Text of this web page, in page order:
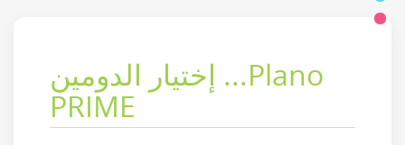
إختيار الدومين ...Plano
PRIME